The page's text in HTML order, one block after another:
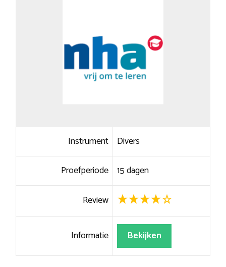
Instrument Divers
Proefperiode 15 dagen
Review
Informatie Bekijken